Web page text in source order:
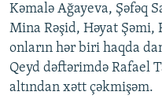
Kəmalə Ağayeva, Şəfəq
Mina Rəşid, Həyat Şəmi,
onların hər biri haqda
Qeyd dəftərimdə Rafael
altından xətt çəkmişəm.